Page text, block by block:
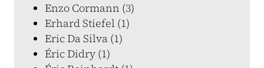
Enzo Cormann (3)
Erhard Stiefel (1)
Eric Da Silva (1)
Éric Didry (1)